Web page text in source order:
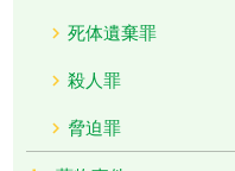
死体遺棄罪
殺人罪
脅迫罪